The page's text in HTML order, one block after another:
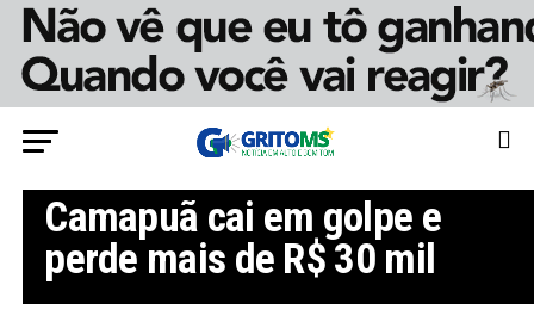
Camapuã cai em golpe e
perde mais de R$ 30 mil